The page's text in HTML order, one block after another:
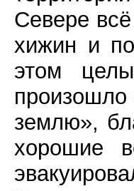
Севере
хижин и
этом
землю»,
хорошие